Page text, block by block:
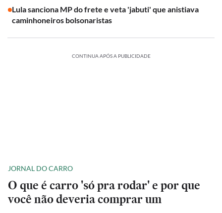
Lula sanciona MP do frete e veta 'jabuti' que anistiava
caminhoneiros bolsonaristas
CONTINUA APÓS A PUBLICIDADE
JORNAL DO CARRO
O que é carro 'só pra rodar' e por que
você não deveria comprar um